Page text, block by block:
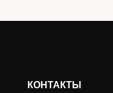
КОНТАКТЫ